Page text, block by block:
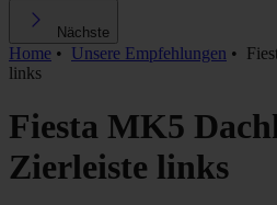
Nächste
Home • Unsere Empfehlungen •
links
Fiesta MK5
Zierleiste links